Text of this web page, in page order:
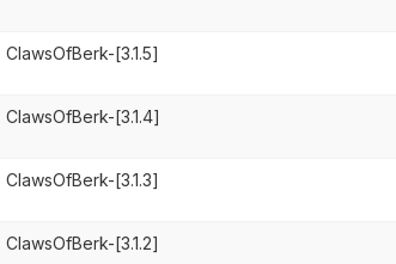
ClawsOfBerk-[3.1.5]
ClawsOfBerk-[3.1.4]
ClawsOfBerk-[3.1.3]
ClawsOfBerk-[3.1.2]